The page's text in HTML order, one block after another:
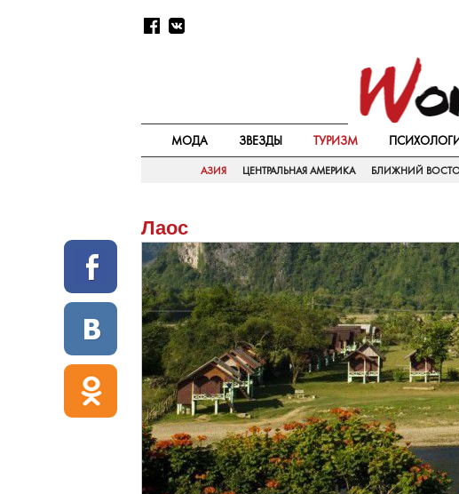
МОДА ЗВЕЗДЫ ТУРИЗМ
АЗИЯ ЦЕНТРАЛЬНАЯ АМЕРИКА БЛИЖНИЙ
Лаос